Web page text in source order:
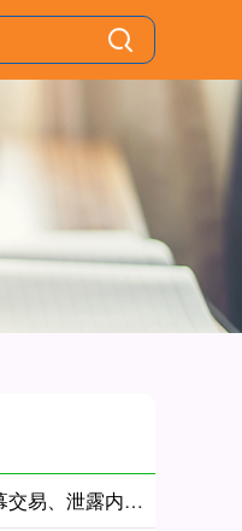
牛达人 两高：依法从严惩治内幕交易、泄露内幕信息犯罪